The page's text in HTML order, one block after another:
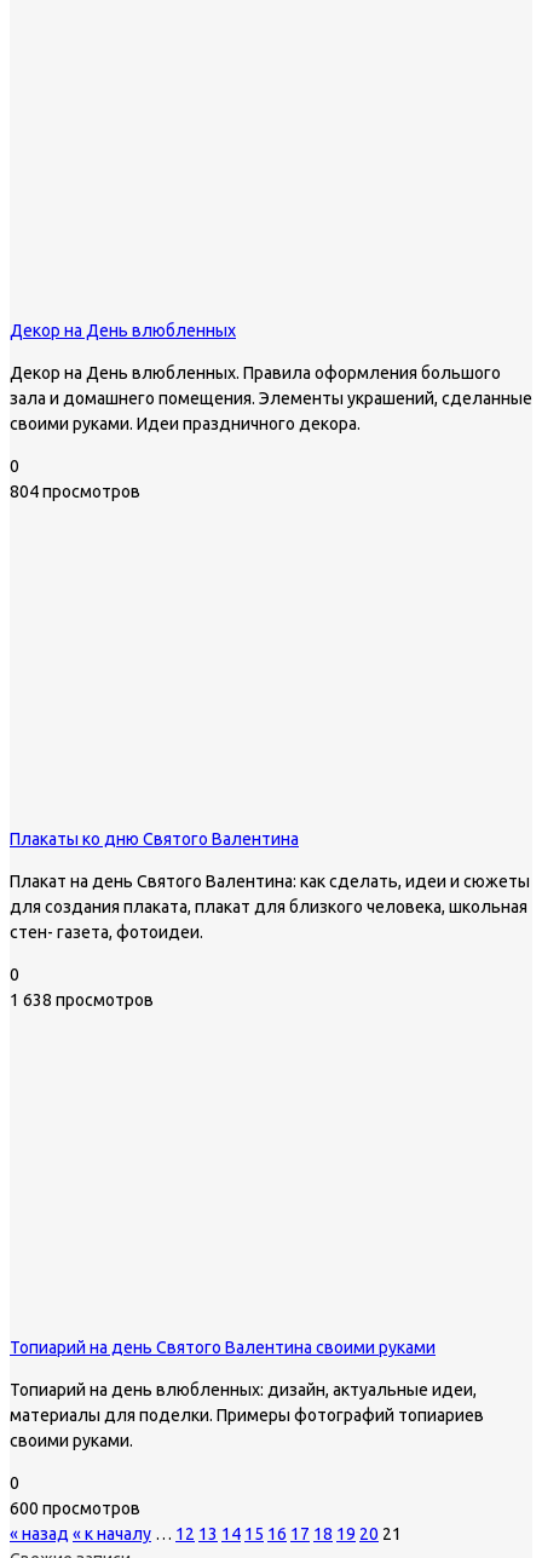
Декор на День влюбленных
Декор на День влюбленных. Правила оформления большого
зала и домашнего помещения. Элементы украшений, сделанные
своими руками. Идеи праздничного декора.
0
804 просмотров
Плакаты ко дню Святого Валентина
Плакат на день Святого Валентина: как сделать, идеи и сюжеты
для создания плаката, плакат для близкого человека, школьная
стен- газета, фотоидеи.
0
1 638 просмотров
Топиарий на день Святого Валентина своими руками
Топиарий на день влюбленных: дизайн, актуальные идеи,
материалы для поделки. Примеры фотографий топиариев
своими руками.
0
600 просмотров
« назад « к началу … 12 13 14 15 16 17 18 19 20 21